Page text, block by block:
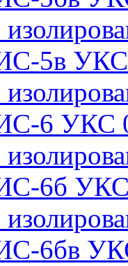
5в
6 УКС
6б
6бв